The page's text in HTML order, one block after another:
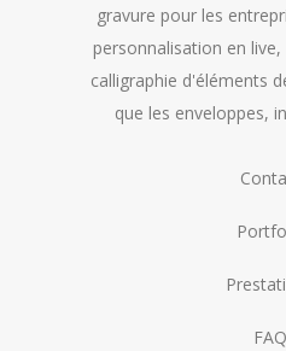
gravure pour les
personnalisation en
calligraphie d'éléments
que les enveloppes,
FAQ